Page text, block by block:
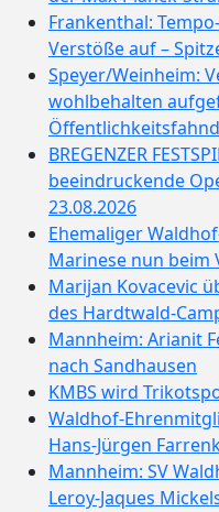
Frankenthal:
Verstöße auf –
Speyer/Weinheim:
wohlbehalten
BREGENZER
beeindruckende
23.08.2026
Ehemaliger
Marinese nun beim
Marijan Kovacevic
des Hardtwald-
Mannheim: Arianit
nach Sandhausen
KMBS wird
Waldhof-
Hans-Jürgen
Mannheim: SV
Leroy-Jaques